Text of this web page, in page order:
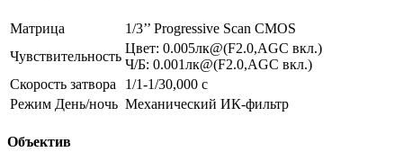
Матрица
1/3’’ Progressive Scan CMOS
Чувствительность
Цвет: 0.005лк@(F2.0,AGC вкл.)
Ч/Б: 0.001лк@(F2.0,AGC вкл.)
Скорость затвора
1/1-1/30,000 с
Режим День/ночь Механический ИК-фильтр
Объектив